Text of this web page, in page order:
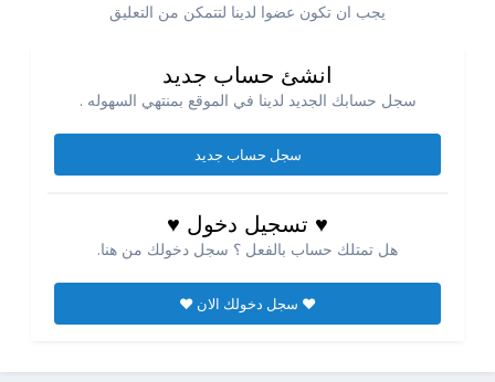
يجب ان تكون عضوا لدينا لتتمكن من التعليق
انشئ حساب جديد
سجل حسابك الجديد لدينا في الموقع بمنتهي السهوله .
سجل حساب جديد
♥ تسجيل دخول ♥
هل تمتلك حساب بالفعل ؟ سجل دخولك من هنا.
♥ سجل دخولك الان ♥